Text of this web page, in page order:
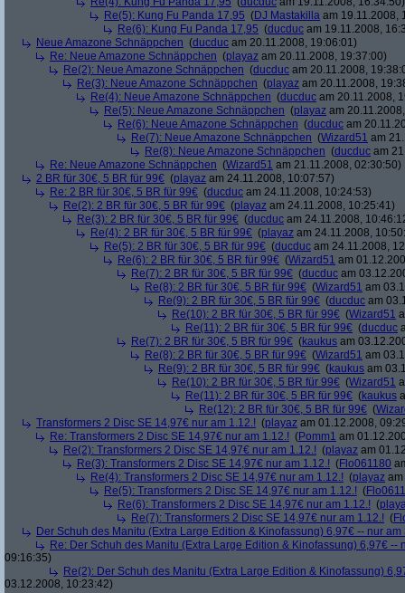
Re(5): Kung Fu Panda 17,95 (DJ Mastakilla am 19.11.2008,
Re(6): Kung Fu Panda 17,95 (ducduc am 19.11.2008,
Neue Amazone Schnäppchen (ducduc am 20.11.2008, 19:06:01)
Re: Neue Amazone Schnäppchen (playaz am 20.11.2008, 19:37:00)
Re(2): Neue Amazone Schnäppchen (ducduc am 20.11.2008,
Re(3): Neue Amazone Schnäppchen (playaz am 20.11.2008,
Re(4): Neue Amazone Schnäppchen (ducduc am 20.11.2008,
Re(5): Neue Amazone Schnäppchen (playaz am
Re(6): Neue Amazone Schnäppchen (ducduc am
Re(7): Neue Amazone Schnäppchen (Wizard51 am
Re(8): Neue Amazone Schnäppchen (ducduc am
Re: Neue Amazone Schnäppchen (Wizard51 am 21.11.2008, 02:30:50)
2 BR für 30€, 5 BR für 99€ (playaz am 24.11.2008, 10:07:57)
Re: 2 BR für 30€, 5 BR für 99€ (ducduc am 24.11.2008, 10:24:53)
Re(2): 2 BR für 30€, 5 BR für 99€ (playaz am 24.11.2008, 10:25:41)
Re(3): 2 BR für 30€, 5 BR für 99€ (ducduc am 24.11.2008,
Re(4): 2 BR für 30€, 5 BR für 99€ (playaz am 24.11.2008,
Re(5): 2 BR für 30€, 5 BR für 99€ (ducduc am 24.11.2008,
Re(6): 2 BR für 30€, 5 BR für 99€ (Wizard51 am
Re(7): 2 BR für 30€, 5 BR für 99€ (ducduc am
Re(8): 2 BR für 30€, 5 BR für 99€ (Wizard51 am
Re(9): 2 BR für 30€, 5 BR für 99€ (ducduc am
Re(10): 2 BR für 30€, 5 BR für 99€ (Wizard51
Re(11): 2 BR für 30€, 5 BR für 99€ (ducduc
Re(7): 2 BR für 30€, 5 BR für 99€ (kaukus am
Re(8): 2 BR für 30€, 5 BR für 99€ (Wizard51 am
Re(9): 2 BR für 30€, 5 BR für 99€ (kaukus am
Re(10): 2 BR für 30€, 5 BR für 99€ (Wizard51
Re(11): 2 BR für 30€, 5 BR für 99€ (kaukus
Re(12): 2 BR für 30€, 5 BR für 99€ (
Transformers 2 Disc SE 14,97€ nur am 1.12.! (playaz am 01.12.2008,
Re: Transformers 2 Disc SE 14,97€ nur am 1.12.! (Pomm1 am
Re(2): Transformers 2 Disc SE 14,97€ nur am 1.12.! (playaz am
Re(3): Transformers 2 Disc SE 14,97€ nur am 1.12.! (Flo061180
Re(4): Transformers 2 Disc SE 14,97€ nur am 1.12.! (playaz
Re(5): Transformers 2 Disc SE 14,97€ nur am 1.12.! (
Re(6): Transformers 2 Disc SE 14,97€ nur am 1.12.! (
Re(7): Transformers 2 Disc SE 14,97€ nur am 1.12.! (
Der Schuh des Manitu (Extra Large Edition & Kinofassung) 6,97€ -- nur am
Re: Der Schuh des Manitu (Extra Large Edition & Kinofassung) 6,97€ --
09:16:35)
Re(2): Der Schuh des Manitu (Extra Large Edition & Kinofassung)
03.12.2008, 10:23:42)